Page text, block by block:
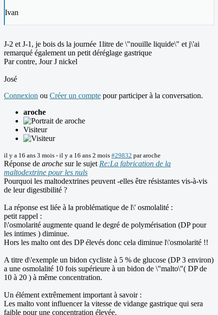
Ivan
J-2 et J-1, je bois ds la journée 1litre de \"nouille liquide\" et j\'ai
remarqué également un petit déréglage gastrique
Par contre, Jour J nickel
José
Connexion ou Créer un compte pour participer à la conversation.
aroche
Visiteur
il y a 16 ans 3 mois - il y a 16 ans 2 mois #29832 pararoche
Réponse de aroche sur le sujet Re:La fabrication de la
maltodextrine pour les nuls
Pourquoi les maltodextrines peuvent -elles être résistantes vis-à-vis
de leur digestibilité ?
La réponse est liée à la problématique de l\' osmolalité :
petit rappel :
l\'osmolarité augmente quand le degré de polymérisation (DP pour
les intimes ) diminue.
Hors les malto ont des DP élevés donc cela diminue l\'osmolarité !!
A titre d\'exemple un bidon cycliste à 5 % de glucose (DP 3 environ)
a une osmolalité 10 fois supérieure à un bidon de \"malto\"( DP de
10 à 20 ) à même concentration.
Un élément extrêmement important à savoir :
Les malto vont influencer la vitesse de vidange gastrique qui sera
faible pour une concentration élevée.